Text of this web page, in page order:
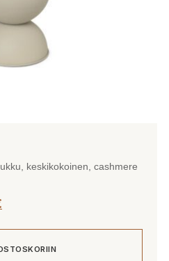
keskikokoinen, cashmere